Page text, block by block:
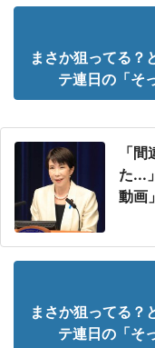
まさか狙ってる
テ連日の「そ
「
た...
動画
まさか狙ってる
テ連日の「そ